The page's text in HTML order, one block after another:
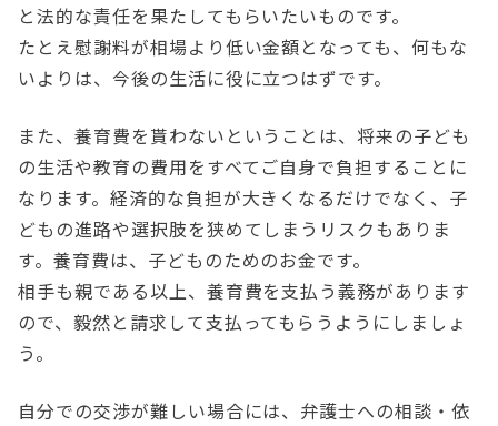
と法的な責任を果たしてもらいたいものです。
たとえ慰謝料が相場より低い金額となっても、何もな
いよりは、今後の生活に役に立つはずです。
また、養育費を貰わないということは、将来の子ども
の生活や教育の費用をすべてご自身で負担することに
なります。経済的な負担が大きくなるだけでなく、子
どもの進路や選択肢を狭めてしまうリスクもありま
す。養育費は、子どものためのお金です。
相手も親である以上、養育費を支払う義務があります
ので、毅然と請求して支払ってもらうようにしましょ
う。
自分での交渉が難しい場合には、弁護士への相談・依